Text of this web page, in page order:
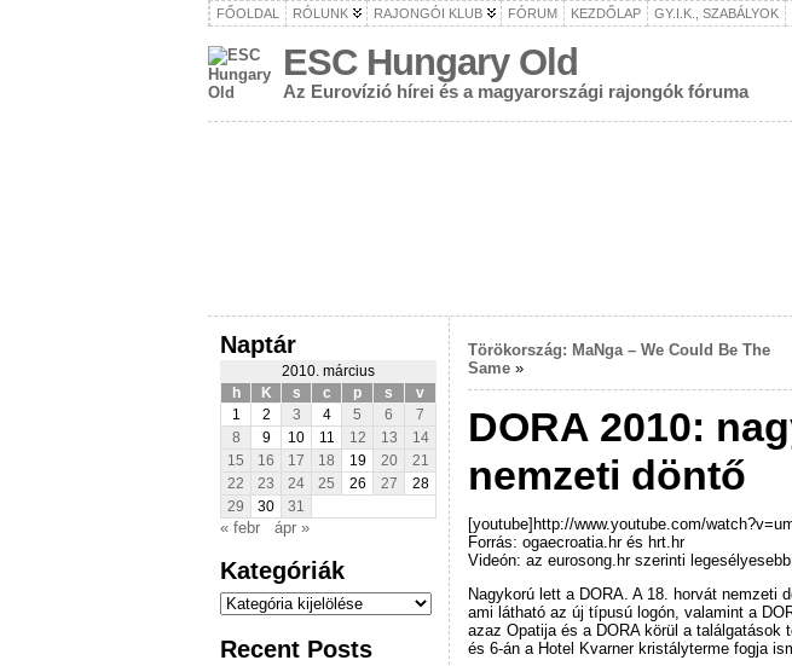
FŐOLDAL RÓLUNK RAJONGÓI KLUB FÓRUM KEZDŐLAP GY.I.K., SZABÁLYOK
ESC Hungary Old
Az Eurovízió hírei és a magyarországi rajongók fóruma
Naptár
2010. március
h
K s c p s
v
1
2 3 4 5 6
7
8
9 10 11 12 13
14
15
16 17 18 19 20
21
22
23 24 25 26 27
28
29
30 31
« febr ápr »
Kategóriák
Kategóriák
Recent Posts
Törökország: MaNga – We Could Be The
Same »
DORA 2010:
nemzeti döntő
[youtube]http://www.youtube.com/
Forrás: ogaecroatia.hr és hrt.hr
Videón: az eurosong.hr szerinti legesélyesebb
Nagykorú lett a DORA. A 18. horvát nemzeti
ami látható az új típusú logón, valamint a
azaz Opatija és a DORA körül a
és 6-án a Hotel Kvarner kristályterme fogja